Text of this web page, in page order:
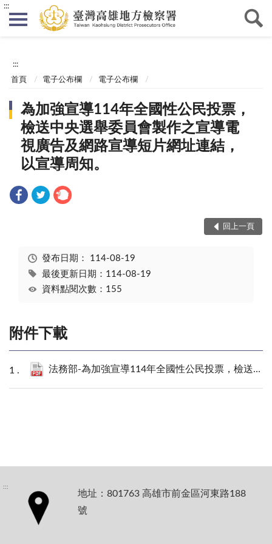
:::
:::
首頁 電子公布欄 電子公布欄
為加強宣導114年全國性公民投票，
檢送中央選舉委員會製作之宣導電
視廣告及網路宣導短片網址連結，
以宣導周知。
回上一頁
發布日期： 114-08-19
最後更新日期：114-08-19
資料點閱次數：155
附件下載
法務部-為加強宣導114年全國性公民投票，檢送中央選舉委員會製作之宣導電視廣告及網路宣導短片網址連結，以宣導周知。.pdf
:::
地址：801763 高雄市前金區河東路188
號